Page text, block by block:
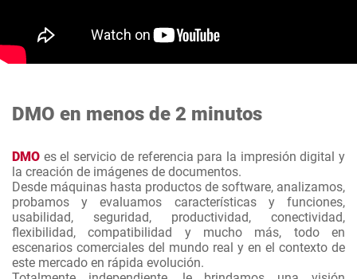
DMO en menos de 2 minutos
DMO es el servicio de referencia para la impresión digital y
la creación de imágenes de documentos.
Desde máquinas hasta productos de software, analizamos,
probamos y evaluamos características y funciones,
usabilidad, seguridad, productividad, conectividad,
flexibilidad, compatibilidad y mucho más, todo en
escenarios comerciales del mundo real y en el contexto de
este mercado en rápida evolución.